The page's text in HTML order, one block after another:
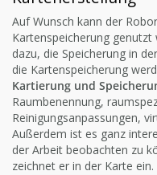
Auf Wunsch kann der
Kartenspeicherung
dazu, die Speicherung in
die Kartenspeicherung
Kartierung und
Raumbenennung,
Reinigungsanpassungen,
Außerdem ist es ganz
der Arbeit beobachten zu
zeichnet er in der Karte ein.